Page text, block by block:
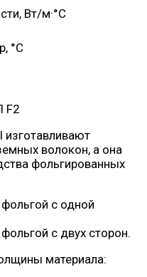
Вт/м·°C
°C
изготавливают
волокон, а она
фольгированных
с одной
с двух сторон.
материала: